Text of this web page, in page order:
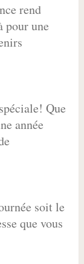
rend
pour une
Que
année
soit le
que vous